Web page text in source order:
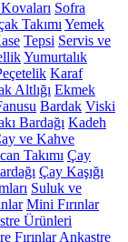
Sofra
Takımı Yemek
Tepsi Servis ve
Yumurtalık
Karaf
Altlığı Ekmek
Bardak Viski
Bardağı Kadeh
ve Kahve
Takımı Çay
Çay Kaşığı
Suluk ve
Mini Fırınlar
Ürünleri
Fırınlar Ankastre